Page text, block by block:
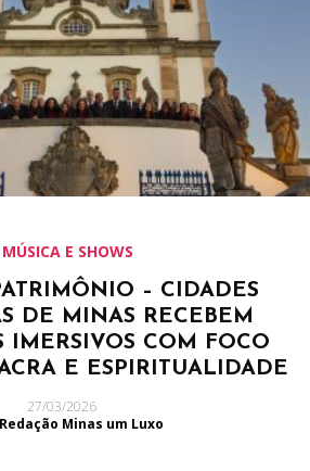
MÚSICA E SHOWS
– CIDADES
DE MINAS RECEBEM
IMERSIVOS COM FOCO
E ESPIRITUALIDADE
27/03/2026
Minas um Luxo